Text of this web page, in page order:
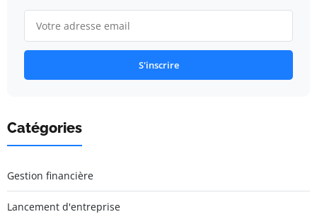
S'inscrire
Catégories
Gestion financière
Lancement d'entreprise